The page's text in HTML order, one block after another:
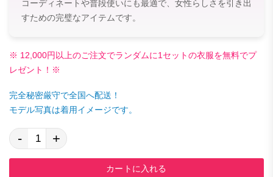
コーディネートや普段使いにも最適で、女性らしさを引き出
すための完璧なアイテムです。
※ 12,000円以上のご注文でランダムに1セットの衣服を無料でプ
レゼント！※
完全秘密厳守で全国へ配送！
モデル写真は着用イメージです。
- +
カートに入れる